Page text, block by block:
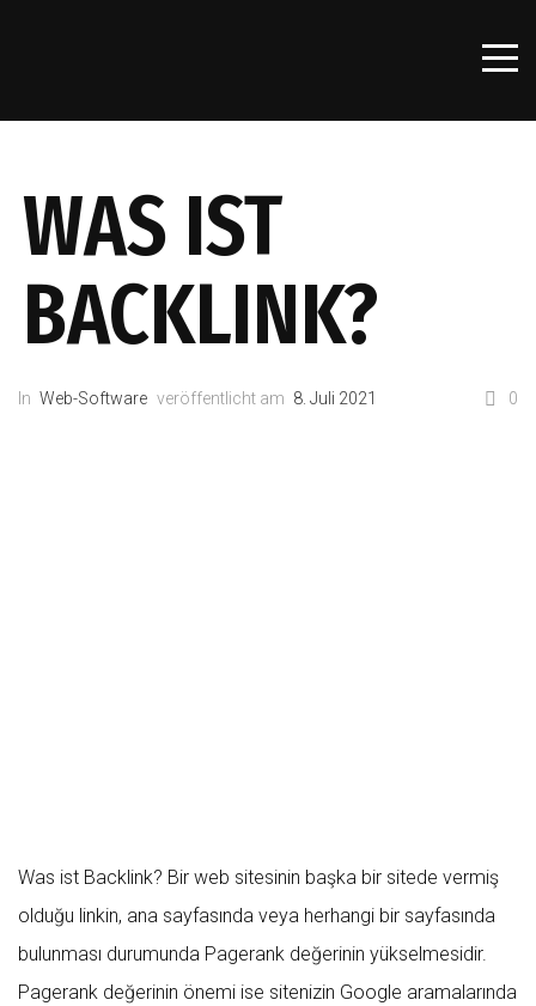
WAS IST
BACKLINK?
In Web-Software veröffentlicht am 8. Juli 2021 0
Was ist Backlink? Bir web sitesinin başka bir sitede vermiş
olduğu linkin, ana sayfasında veya herhangi bir sayfasında
bulunması durumunda Pagerank değerinin yükselmesidir.
Pagerank değerinin önemi ise sitenizin Google aramalarında